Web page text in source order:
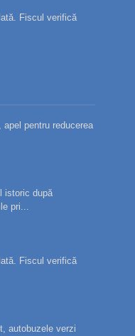
Fiscul verifică
apel pentru reducerea
istoric după
pri...
Fiscul verifică
autobuzele verzi